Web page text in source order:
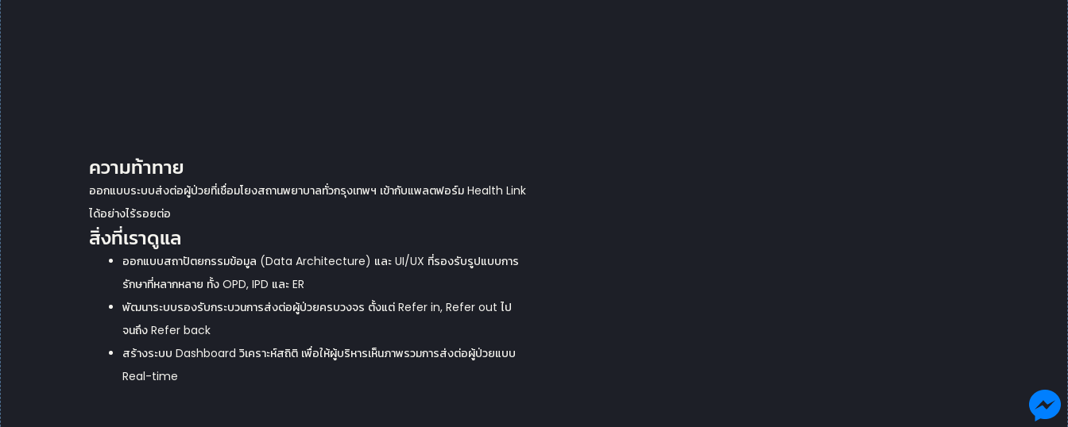
ความท้าทาย
ออกแบบระบบส่งต่อผู้ป่วยที่เชื่อมโยงสถานพยาบาลทั่วกรุงเทพฯ เข้ากับแพลตฟอร์ม Health Link
ได้อย่างไร้รอยต่อ
สิ่งที่เราดูแล
ออกแบบสถาปัตยกรรมข้อมูล (Data Architecture) และ UI/UX ที่รองรับรูปแบบการ
รักษาที่หลากหลาย ทั้ง OPD, IPD และ ER
พัฒนาระบบรองรับกระบวนการส่งต่อผู้ป่วยครบวงจร ตั้งแต่ Refer in, Refer out ไป
จนถึง Refer back
สร้างระบบ Dashboard วิเคราะห์สถิติ เพื่อให้ผู้บริหารเห็นภาพรวมการส่งต่อผู้ป่วยแบบ
Real-time